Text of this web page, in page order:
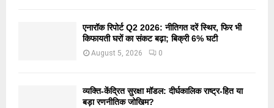
एनारॉक रिपोर्ट Q2 2026: नीतिगत दरें स्थिर, फिर भी
किफायती घरों का संकट बढ़ा; बिक्री 6% घटी
August 5, 2026 0
व्यक्ति-केंद्रित सुरक्षा मॉडल: दीर्घकालिक राष्ट्र-हित या
बड़ा रणनीतिक जोखिम?